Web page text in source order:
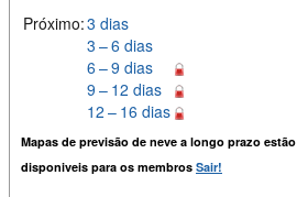
Próximo:3 dias
3 – 6 dias
6 – 9 dias
9 – 12 dias
12 – 16 dias
Mapas de previsão de neve a longo prazo estão
disponiveis para os membros Sair!